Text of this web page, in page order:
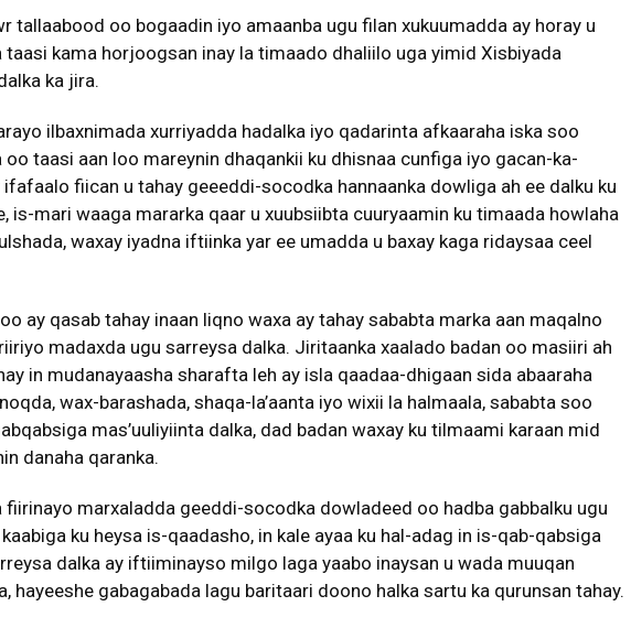
tallaabood oo bogaadin iyo amaanba ugu filan xukuumadda ay horay u
taasi kama horjoogsan inay la timaado dhaliilo uga yimid Xisbiyada
ka jira.
ilbaxnimada xurriyadda hadalka iyo qadarinta afkaaraha iska soo
taasi aan loo mareynin dhaqankii ku dhisnaa cunfiga iyo gacan-ka-
ifafaalo fiican u tahay geeeddi-socodka hannaanka dowliga ah ee dalku ku
is-mari waaga mararka qaar u xuubsiibta cuuryaamin ku timaada howlaha
waxay iyadna iftiinka yar ee umadda u baxay kaga ridaysaa ceel
ay qasab tahay inaan liqno waxa ay tahay sababta marka aan maqalno
madaxda ugu sarreysa dalka. Jiritaanka xaalado badan oo masiiri ah
in mudanayaasha sharafta leh ay isla qaadaa-dhigaan sida abaaraha
wax-barashada, shaqa-la’aanta iyo wixii la halmaala, sababta soo
mas’uuliyiinta dalka, dad badan waxay ku tilmaami karaan mid
danaha qaranka.
fiirinayo marxaladda geeddi-socodka dowladeed oo hadba gabbalku ugu
ku heysa is-qaadasho, in kale ayaa ku hal-adag in is-qab-qabsiga
dalka ay iftiiminayso milgo laga yaabo inaysan u wada muuqan
hayeeshe gabagabada lagu baritaari doono halka sartu ka qurunsan tahay.